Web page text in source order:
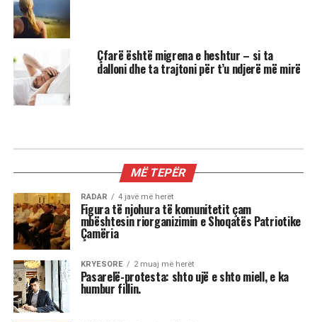
Çfarë është migrena e heshtur – si ta
dalloni dhe ta trajtoni për t’u ndjerë më mirë
MË TEPËR
RADAR 4 javë më herët
Figura të njohura të komunitetit çam
mbështesin riorganizimin e Shoqatës Patriotike
Çamëria
KRYESORE 2 muaj më herët
Pasarelë-protesta: shto ujë e shto miell, e ka
humbur fillin.